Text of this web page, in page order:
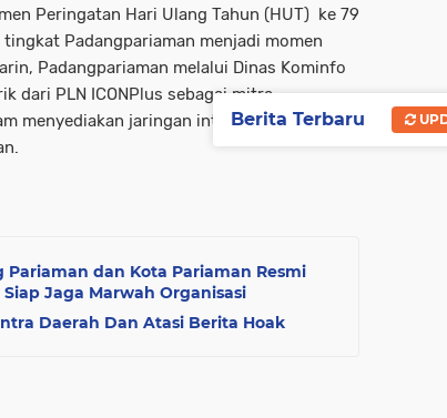
Peringatan Hari Ulang Tahun (HUT) ke 79
Padangpariaman menjadi momen
Padangpariaman melalui Dinas Kominfo
dari PLN ICONPlus sebagai mitra
menyediakan jaringan internet untuk
Pariaman dan Kota Pariaman Resmi
Jaga Marwah Organisasi
Daerah Dan Atasi Berita Hoak
Berita Terbaru